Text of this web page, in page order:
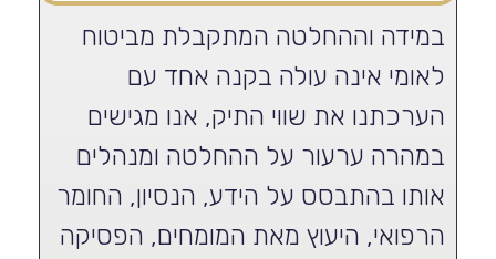
במידה וההחלטה המתקבלת מביטוח
לאומי אינה עולה בקנה אחד עם
הערכתנו את שווי התיק, אנו מגישים
במהרה ערעור על ההחלטה ומנהלים
אותו בהתבסס על הידע, הנסיון, החומר
הרפואי, היעוץ מאת המומחים, הפסיקה